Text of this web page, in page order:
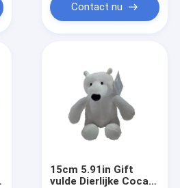
Contact nu
15cm 5.91in Gift
vulde Dierlijke Coca